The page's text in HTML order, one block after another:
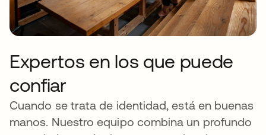
Expertos en los que puede
confiar
Cuando se trata de identidad, está en buenas
manos. Nuestro equipo combina un profundo